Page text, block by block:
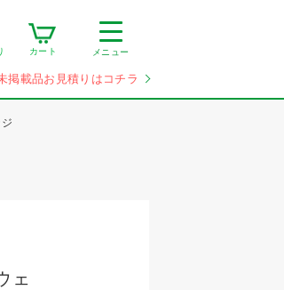
カート メニュー
掲載品お見積りはコチラ
ェ